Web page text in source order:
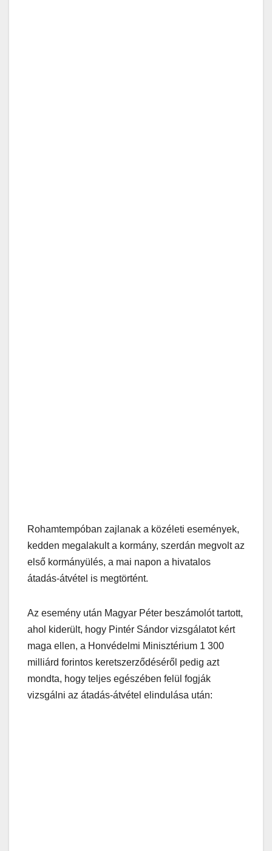
Rohamtempóban zajlanak a közéleti események,
kedden megalakult a kormány, szerdán megvolt az
első kormányülés, a mai napon a hivatalos
átadás-átvétel is megtörtént.
Az esemény után Magyar Péter beszámolót tartott,
ahol kiderült, hogy Pintér Sándor vizsgálatot kért
maga ellen, a Honvédelmi Minisztérium 1 300
milliárd forintos keretszerződéséről pedig azt
mondta, hogy teljes egészében felül fogják
vizsgálni az átadás-átvétel elindulása után: